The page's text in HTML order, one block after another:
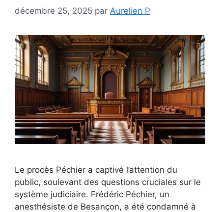
décembre 25, 2025 par Aurelien P
Le procès Péchier a captivé l’attention du
public, soulevant des questions cruciales sur le
système judiciaire. Frédéric Péchier, un
anesthésiste de Besançon, a été condamné à